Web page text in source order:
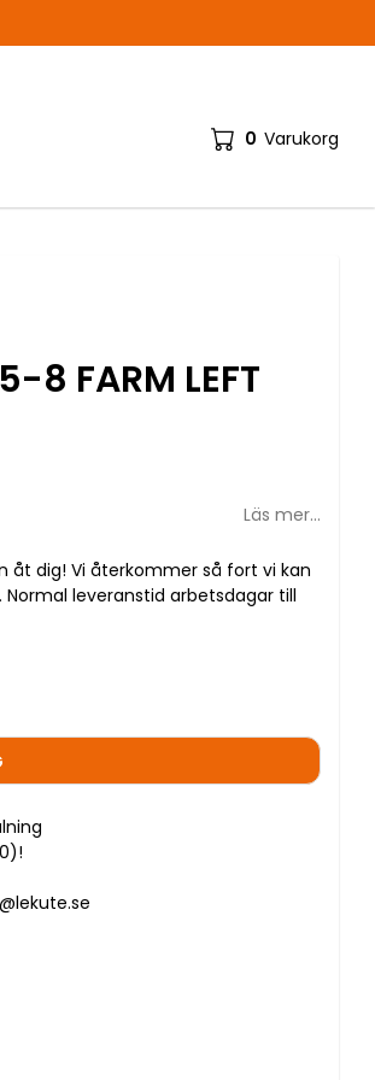
0 Varukorg
Din varukorg är tom
8 FARM LEFT
Läs mer...
åt dig! Vi återkommer så fort vi kan
leveranstid arbetsdagar till